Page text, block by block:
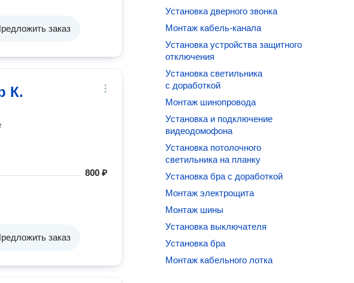
заказ
К.
800 ₽
заказ
Установка дверного звонка
Монтаж кабель-канала
Установка устройства защитного
отключения
Установка светильника
с доработкой
Монтаж шинопровода
Установка и подключение
видеодомофона
Установка потолочного
светильника на планку
Установка бра с доработкой
Монтаж электрощита
Монтаж шины
Установка выключателя
Установка бра
Монтаж кабельного лотка